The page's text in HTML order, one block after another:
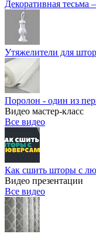
Декоративная
Утяжелители для
Поролон - один из
Видео мастер-класс
Все видео
Как сшить шторы с
Видео презентации
Все видео